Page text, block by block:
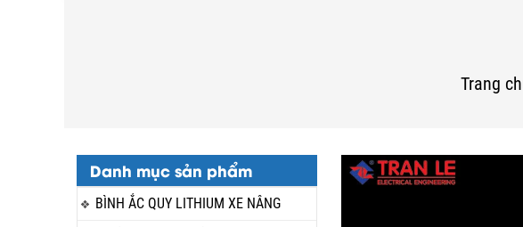
Trang
Danh mục sản phẩm
BÌNH ẮC QUY LITHIUM XE NÂNG